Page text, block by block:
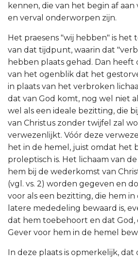
kennen, die van het begin af
en verval onderworpen zijn.
Het praesens "wij hebben" is het
van dat tijdpunt, waarin dat
hebben plaats gehad. Dan heeft
van het ogenblik dat het
in plaats van het verbroken
dat van God komt, nog wel niet
wel als een ideale bezitting, die
van Christus zonder twijfel zal
verwezenlijkt. Vóór deze
het in de hemel, juist omdat het
proleptisch is. Het lichaam van
hem bij de wederkomst van
(vgl. vs. 2) worden gegeven en
voor als een bezitting, die hem
latere mededeling bewaard is,
dat hem toebehoort en dat God,
Gever voor hem in de hemel
In deze plaats is opmerkelijk, dat